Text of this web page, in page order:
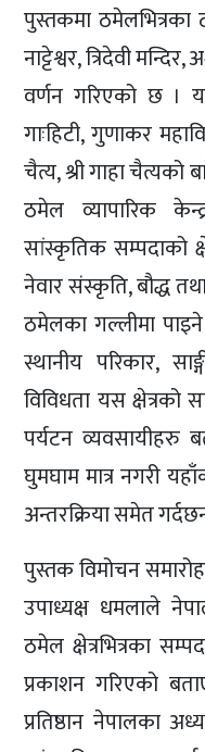
पुस्तकमा ठमेलभित्रका
नाट्टेश्वर, त्रिदेवी
वर्णन गरिएको छ ।
गाःहिटी, गुणाकर
चैत्य, श्री गाहा
ठमेल व्यापारिक
सांस्कृतिक सम्पदाको
नेवार संस्कृति, बौद्ध
ठमेलका गल्लीमा
स्थानीय परिकार,
विविधता यस क्षेत्रको
पर्यटन
घुमघाम मात्र नगरी
अन्तरक्रिया समेत
पुस्तक विमोचन
उपाध्यक्ष धमलाले
ठमेल क्षेत्रभित्रका
प्रकाशन गरिएको
प्रतिष्ठान नेपालका